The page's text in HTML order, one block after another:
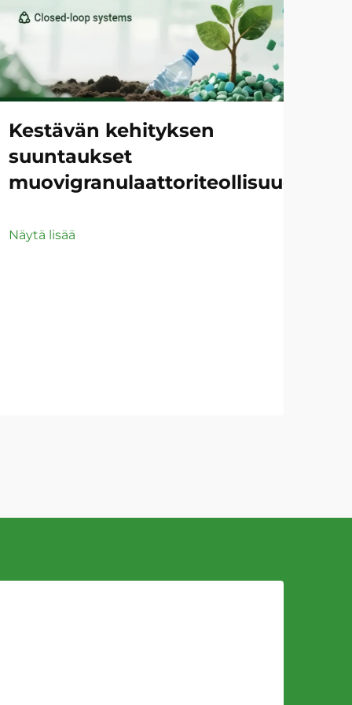
Kestävän kehityksen
suuntaukset
muovigranulaattoriteollisuudessa
Näytä lisää